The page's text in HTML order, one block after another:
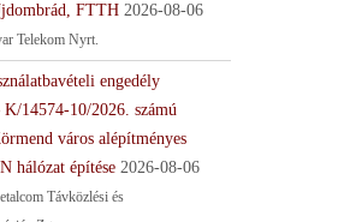
FTTH 2026-08-06
Telekom Nyrt.
engedély
K/14574-10/2026. számú
város alépítményes
hálózat építése 2026-08-06
Távközlési és